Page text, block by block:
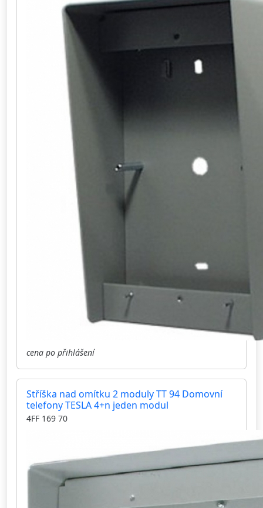
cena po přihlášení
Stříška nad omítku 2 moduly TT 94 Domovní
telefony TESLA 4+n jeden modul
4FF 169 70